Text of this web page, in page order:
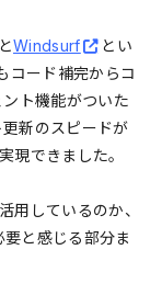
とWindsurf
とい
コード補完からコ
ト機能がついた
新のスピードが
現できました。
用しているのか、
と感じる部分ま